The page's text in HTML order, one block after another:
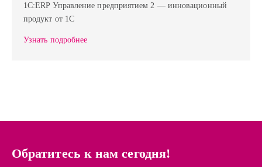
1С:ERP Управление предприятием 2 — инновационный
продукт от 1С
Узнать подробнее
Обратитесь к нам сегодня!